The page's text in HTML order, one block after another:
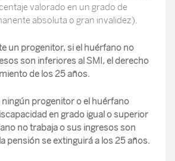
valorado en un grado de
absoluta o gran invalidez).
un progenitor, si el huérfano no
son inferiores al SMI, el derecho
de los 25 años.
progenitor o el huérfano
en grado igual o superior
no trabaja o sus ingresos son
pensión se extinguirá a los 25 años.